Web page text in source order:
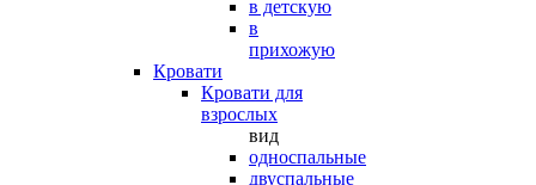
в детскую
в
прихожую
Кровати
Кровати для
взрослых
вид
односпальные
двуспальные